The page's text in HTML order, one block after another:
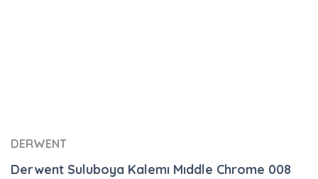
DERWENT
Derwent Suluboya Kalemı Mıddle Chrome 008